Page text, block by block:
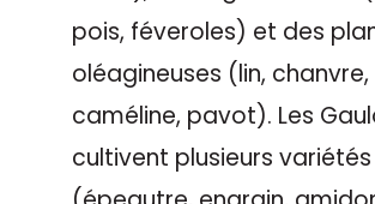
pois, féveroles) et des
oléagineuses (lin, chanvre,
caméline, pavot). Les
cultivent plusieurs